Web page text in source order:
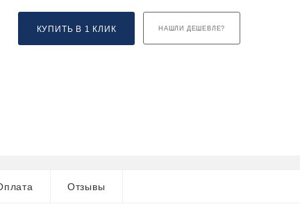
КУПИТЬ В 1 КЛИК НАШЛИ ДЕШЕВЛЕ?
Отзывы